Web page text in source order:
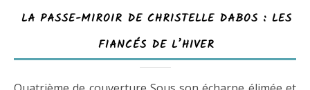
LA PASSE-MIROIR DE CHRISTELLE DABOS : LES
FIANCÉS DE L’HIVER